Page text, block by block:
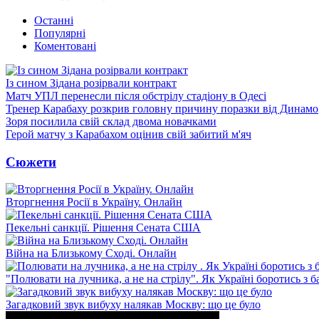
Останні
Популярні
Коментовані
Із сином Зідана розірвали контракт
Матч УПЛ перенесли після обстрілу стадіону в Одесі
Тренер Карабаху розкрив головну причину поразки від Динамо
Зоря посилила свій склад двома новачками
Герой матчу з Карабахом оцінив свій забитий м'яч
Сюжети
Вторгнення Росії в Україну. Онлайн
Пекельні санкції. Рішення Сената США
Війна на Близькому Сході. Онлайн
"Полювати на лучника, а не на стрілу". Як Україні боротись з
Загадковий звук вибуху налякав Москву: що це було